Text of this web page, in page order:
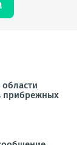
прибрежных